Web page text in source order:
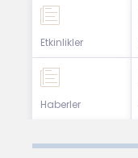
Etkinlikler
Haberler